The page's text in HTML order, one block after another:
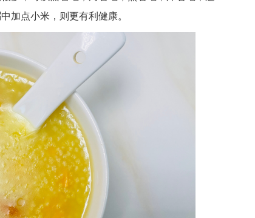
加点小米，则更有利健康。